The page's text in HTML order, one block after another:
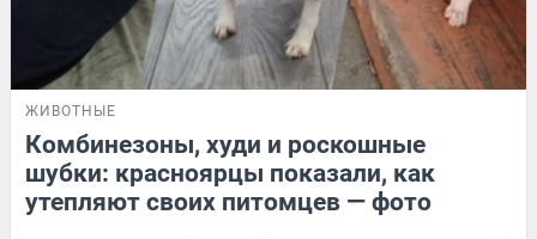
ЖИВОТНЫЕ
Комбинезоны, худи и роскошные
шубки: красноярцы показали, как
утепляют своих питомцев — фото